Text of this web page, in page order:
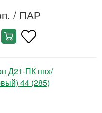
/ ПАР
Д21-ПК пвх/
44 (285)